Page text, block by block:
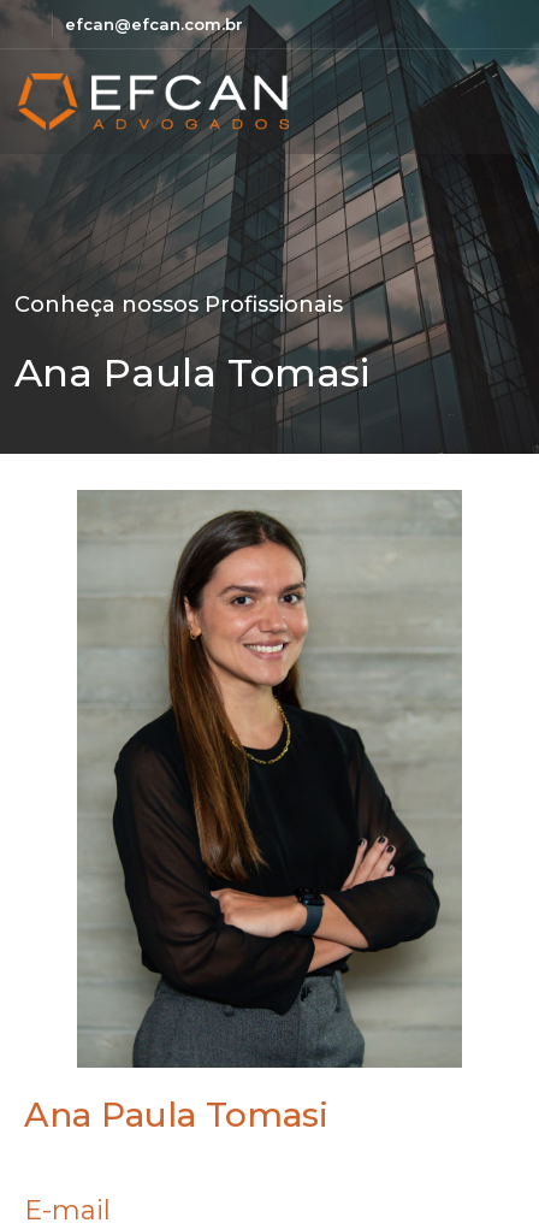
efcan@efcan.com.br
Conheça nossos Profissionais
Ana Paula Tomasi
Ana Paula Tomasi
E-mail